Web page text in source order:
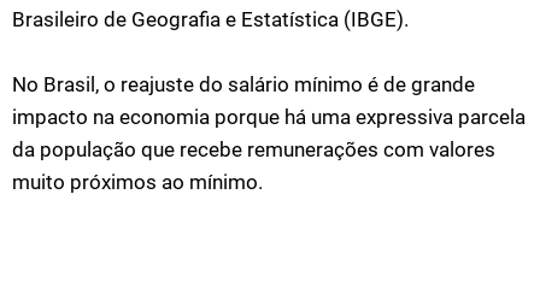
Brasileiro de Geografia e Estatística (IBGE).
No Brasil, o reajuste do salário mínimo é de grande
impacto na economia porque há uma expressiva parcela
da população que recebe remunerações com valores
muito próximos ao mínimo.